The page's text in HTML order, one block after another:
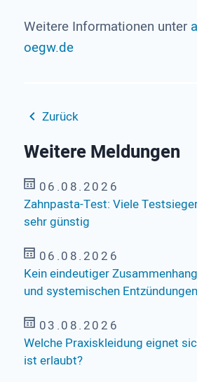
Weitere Informationen unter
oegw.de
Zurück
Weitere Meldungen
06.08.2026
Zahnpasta-Test: Viele
sehr günstig
06.08.2026
Kein eindeutiger
und systemischen Entzündungen
03.08.2026
Welche Praxiskleidung eignet
ist erlaubt?